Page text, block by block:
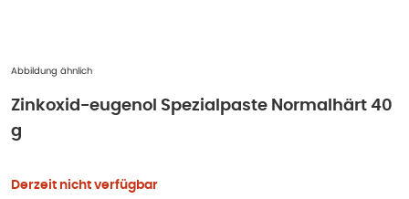
Abbildung ähnlich
Zinkoxid-eugenol Spezialpaste Normalhärt 40
g
Derzeit nicht verfügbar